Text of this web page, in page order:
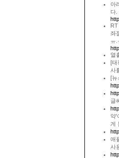
아
다.
RT
좌
ㅠ.
열
[태
사
[뉴
글
약'
게
애
사